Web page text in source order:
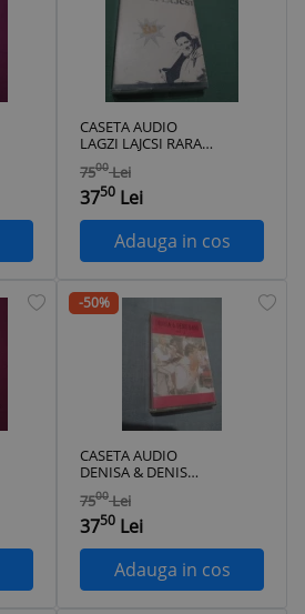
CASETA AUDIO
LAGZI LAJCSI RARA!!
DE TARABA
7500 Lei
3750 Lei
Adauga in cos
-50%
CASETA AUDIO
DENISA & DENIS
BAND VOL 3 RARA!!!!
DE TARABA
7500 Lei
3750 Lei
Adauga in cos